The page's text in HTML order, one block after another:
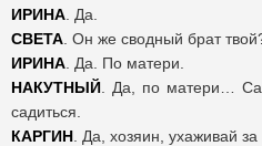
ИРИНА . Да.
СВЕТА . Он же сводный брат
ИРИНА . Да. По матери.
НАКУТНЫЙ . Да, по матери…
садиться.
КАРГИН . Да, хозяин, ухаживай за